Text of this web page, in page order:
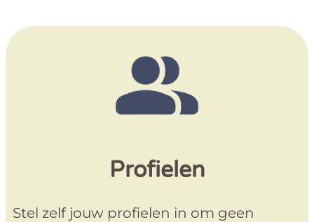
Profielen
Stel zelf jouw profielen in om geen